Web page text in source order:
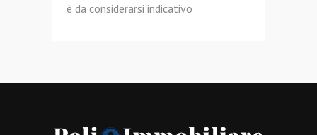
è da considerarsi indicativo